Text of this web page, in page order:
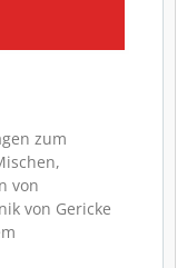
zum
von
von Gericke